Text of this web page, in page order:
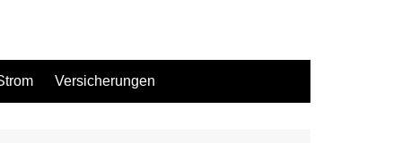
Versicherungen